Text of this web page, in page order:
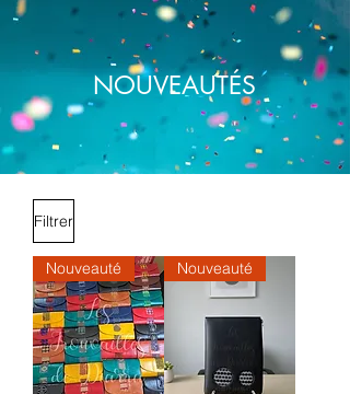
NOUVEAUTÉS
Filtrer
Nouveauté Nouveauté